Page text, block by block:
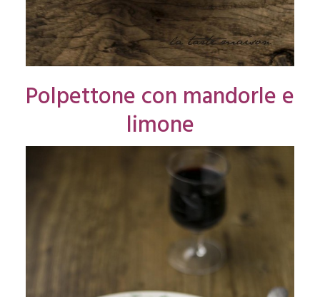
Polpettone con mandorle e
limone